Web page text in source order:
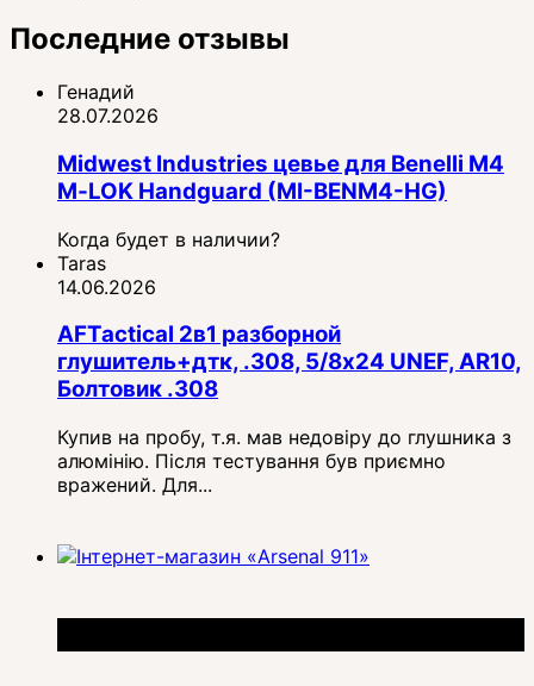
Последние отзывы
Генадий
28.07.2026
Midwest Industries цевье для Benelli M4
M‑LOK Handguard (MI-BENM4-HG)
Когда будет в наличии?
Taras
14.06.2026
AFTactical 2в1 разборной
глушитель+дтк, .308, 5/8x24 UNEF, AR10,
Болтовик .308
Купив на пробу, т.я. мав недовіру до глушника з
алюмінію. Після тестування був приємно
вражений. Для...